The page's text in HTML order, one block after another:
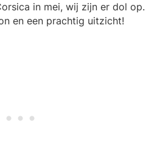
in mei, wij zijn er dol op.
en een prachtig uitzicht!